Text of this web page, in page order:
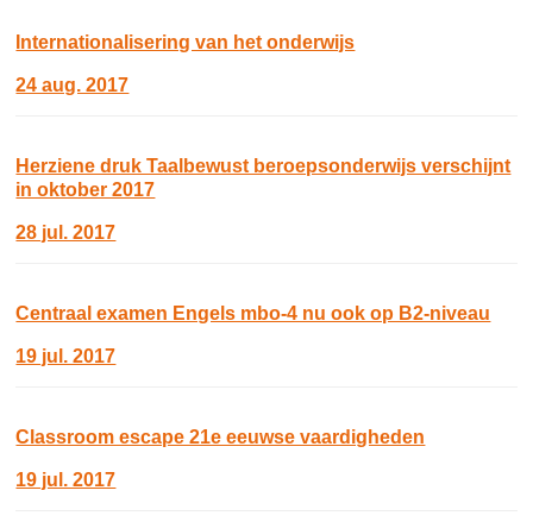
Internationalisering van het onderwijs
24 aug. 2017
Herziene druk Taalbewust beroepsonderwijs verschijnt
in oktober 2017
28 jul. 2017
Centraal examen Engels mbo-4 nu ook op B2-niveau
19 jul. 2017
Classroom escape 21e eeuwse vaardigheden
19 jul. 2017